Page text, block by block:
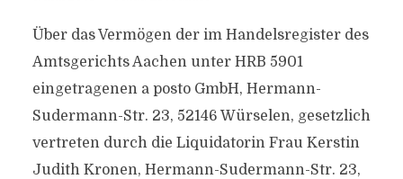
Über das Vermögen der im Handelsregister des
Amtsgerichts Aachen unter HRB 5901
eingetragenen a posto GmbH, Hermann-
Sudermann-Str. 23, 52146 Würselen, gesetzlich
vertreten durch die Liquidatorin Frau Kerstin
Judith Kronen, Hermann-Sudermann-Str. 23,